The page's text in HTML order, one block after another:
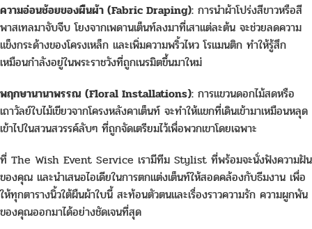
ความอ่อนช้อยของผืนผ้า (Fabric Draping): การนำผ้าโปร่งสีขาวหรือสี
พาสเทลมาจับจีบ โยงจากเพดานเต็นท์ลงมาที่เสาแต่ละต้น จะช่วยลดความ
แข็งกระด้างของโครงเหล็ก และเพิ่มความพริ้วไหว โรแมนติก ทำให้รู้สึก
เหมือนกำลังอยู่ในพระราชวังที่ถูกเนรมิตขึ้นมาใหม่
พฤกษานานาพรรณ (Floral Installations): การแขวนดอกไม้สดหรือ
เถาวัลย์ใบไม้เขียวจากโครงหลังคาเต็นท์ จะทำให้แขกที่เดินเข้ามาเหมือนหลุด
เข้าไปในสวนสวรรค์ลับๆ ที่ถูกจัดเตรียมไว้เพื่อพวกเขาโดยเฉพาะ
ที่ The Wish Event Service เรามีทีม Stylist ที่พร้อมจะนั่งฟังความฝัน
ของคุณ และนำเสนอไอเดียในการตกแต่งเต็นท์ให้สอดคล้องกับธีมงาน เพื่อ
ให้ทุกตารางนิ้วใต้ผืนผ้าใบนี้ สะท้อนตัวตนและเรื่องราวความรัก ความผูกพัน
ของคุณออกมาได้อย่างชัดเจนที่สุด